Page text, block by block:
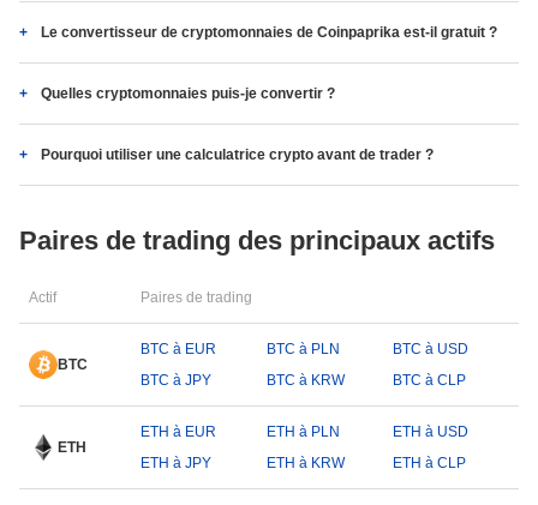
Le convertisseur de cryptomonnaies de Coinpaprika est-il gratuit ?
Quelles cryptomonnaies puis-je convertir ?
Pourquoi utiliser une calculatrice crypto avant de trader ?
Paires de trading des principaux actifs
Actif Paires de trading
BTC
BTC à EUR BTC à PLN
BTC à USD
BTC à JPY
BTC à KRW BTC à CLP
ETH
ETH à EUR ETH à PLN
ETH à USD
ETH à JPY
ETH à KRW ETH à CLP